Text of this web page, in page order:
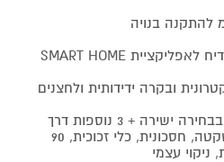
WIFI – אפשרות לחיבור המדיח לאפליקציית SMART HOME
ובקרה ידידותית ולחצנים
9 תוכניות הדחה לבחירה (6 בבחירה ישירה + 3 נוספות דרך
האפליקציה) אינטנסיבית, שקטה, חסכונית, כלי זכוכית, 90
ניקוי עצמי